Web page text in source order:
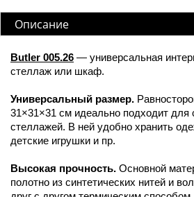
Описание
Butler 005.26 — универсальная
стеллаж или шкаф.
Универсальный размер.
31×31×31 см идеально подходит для
стеллажей. В ней удобно хранить
детские игрушки и пр.
Высокая прочность. Основной
полотно из синтетических нитей и